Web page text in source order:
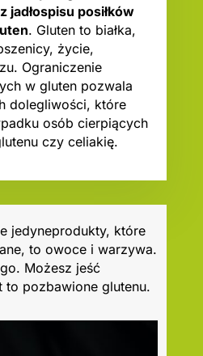
jadłospisu posiłków
. Gluten to białka,
życie,
Ograniczenie
w gluten pozwala
dolegliwości, które
osób cierpiących
czy celiakię.
jedyneprodukty, które
to owoce i warzywa.
Możesz jeść
to pozbawione glutenu.